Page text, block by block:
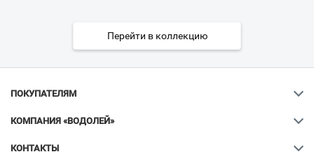
Перейти в коллекцию
ПОКУПАТЕЛЯМ
КОМПАНИЯ «ВОДОЛЕЙ»
КОНТАКТЫ